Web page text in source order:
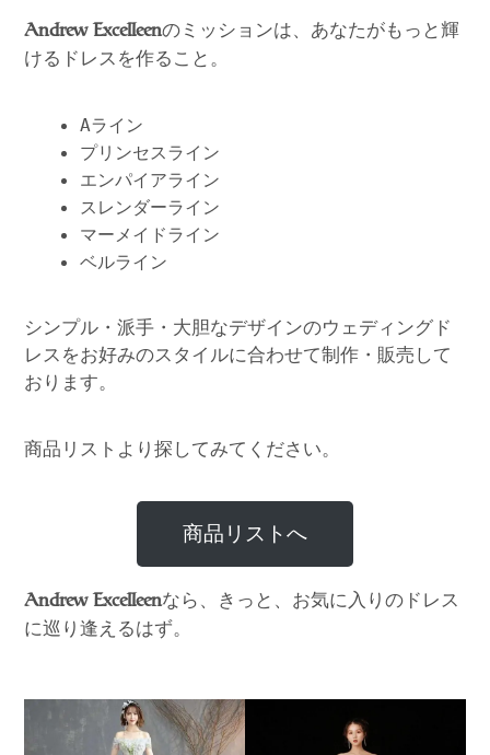
Andrew Excelleenのミッションは、あなたがもっと輝
けるドレスを作ること。
Aライン
プリンセスライン
エンパイアライン
スレンダーライン
マーメイドライン
ベルライン
シンプル・派手・大胆なデザインのウェディングド
レスをお好みのスタイルに合わせて制作・販売して
おります。
商品リストより探してみてください。
商品リストへ
Andrew Excelleenなら、きっと、お気に入りのドレス
に巡り逢えるはず。